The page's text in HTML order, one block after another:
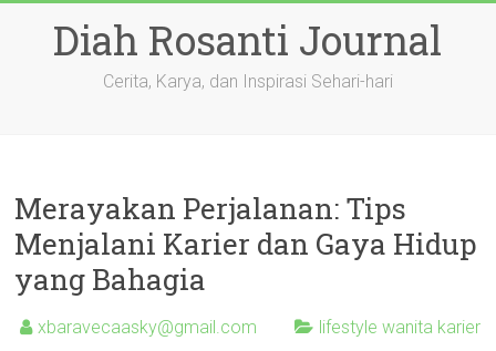
contentDiah Rosanti Journal
Cerita, Karya, dan Inspirasi Sehari-hari
Merayakan Perjalanan: Tips
Menjalani Karier dan Gaya Hidup
yang Bahagia
xbaravecaasky@gmail.com lifestyle wanita karier